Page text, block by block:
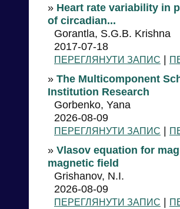
» Heart rate variability in
of circadian...
Gorantla, S.G.B. Krishna
2017-07-18
ПЕРЕГЛЯНУТИ ЗАПИС |
» The Multicomponent
Institution Research
Gorbenko, Yana
2026-08-09
ПЕРЕГЛЯНУТИ ЗАПИС |
» Vlasov equation for
magnetic field
Grishanov, N.I.
2026-08-09
ПЕРЕГЛЯНУТИ ЗАПИС |